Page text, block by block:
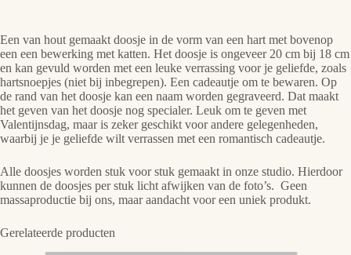
Een van hout gemaakt doosje in de vorm van een hart met bovenop
een een bewerking met katten. Het doosje is ongeveer 20 cm bij 18 cm
en kan gevuld worden met een leuke verrassing voor je geliefde, zoals
hartsnoepjes (niet bij inbegrepen). Een cadeautje om te bewaren. Op
de rand van het doosje kan een naam worden gegraveerd. Dat maakt
het geven van het doosje nog specialer. Leuk om te geven met
Valentijnsdag, maar is zeker geschikt voor andere gelegenheden,
waarbij je je geliefde wilt verrassen met een romantisch cadeautje.
Alle doosjes worden stuk voor stuk gemaakt in onze studio. Hierdoor
kunnen de doosjes per stuk licht afwijken van de foto’s. Geen
massaproductie bij ons, maar aandacht voor een uniek produkt.
Gerelateerde producten